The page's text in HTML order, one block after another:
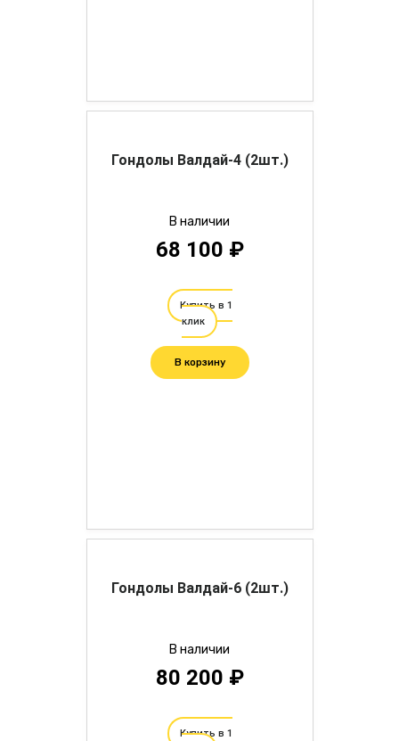
Гондолы Валдай-4 (2шт.)
В наличии
68 100 ₽
Купить в 1
клик
В корзину
Гондолы Валдай-6 (2шт.)
В наличии
80 200 ₽
Купить в 1